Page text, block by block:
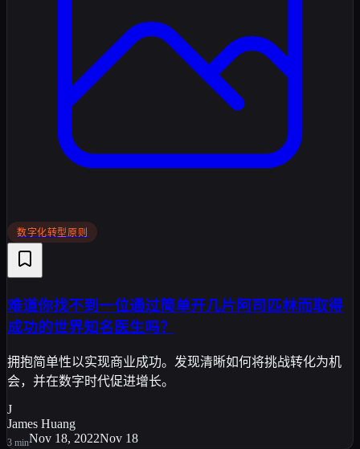
数字化转型原则
难道你找不到一位通过简单开几片阿司匹林而取得
成功的世界知名医生吗？
拥抱简单性以实现商业成功。发现清晰如何将挑战转化为机
会，并在数字时代促进增长。
J
James Huang
3 minNov 18, 2022Nov 18